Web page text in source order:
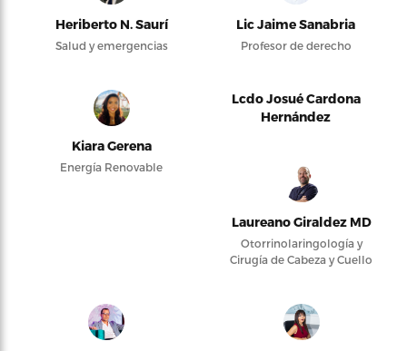
Heriberto N. Saurí
Salud y emergencias
Lic Jaime Sanabria
Profesor de derecho
Kiara Gerena
Energía Renovable
Lcdo Josué Cardona
Hernández
Laureano Giraldez MD
Otorrinolaringología y
Cirugía de Cabeza y Cuello